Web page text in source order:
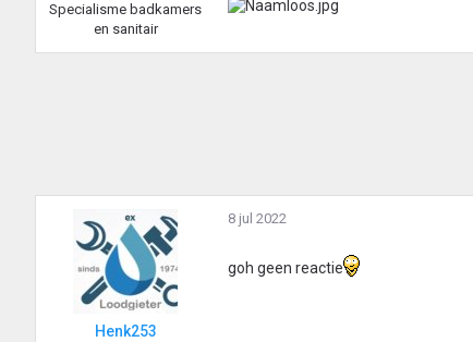
Specialisme badkamers
en sanitair
Henk253
8 jul 2022
goh geen reactie